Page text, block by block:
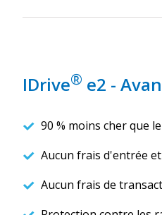
IDrive® e2 -
90 % moins cher que le
Aucun frais d'entrée
Aucun frais de